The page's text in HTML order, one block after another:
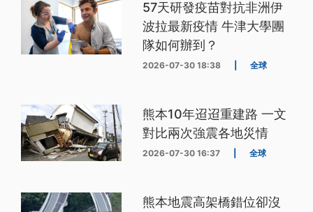
57天研發疫苗對抗非洲伊
波拉最新疫情 牛津大學團
隊如何辦到？
2026-07-30 18:38 全球
熊本10年迢迢重建路 一文
對比兩次強震各地災情
2026-07-30 16:37 全球
熊本地震高架橋錯位卻沒